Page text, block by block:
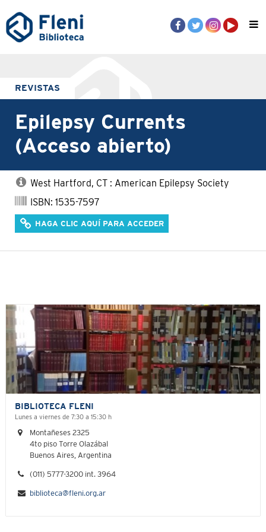
REVISTAS
Epilepsy Currents
(Acceso abierto)
West Hartford, CT : American Epilepsy Society
ISBN: 1535-7597
HAGA CLIC AQUÍ PARA ACCEDER
BIBLIOTECA FLENI
Lunes a viernes de 7:30 a 15:30 h
Montañeses 2325
4to piso Torre Olazábal
Buenos Aires, Argentina
(011) 5777-3200 int. 3964
biblioteca@fleni.org.ar